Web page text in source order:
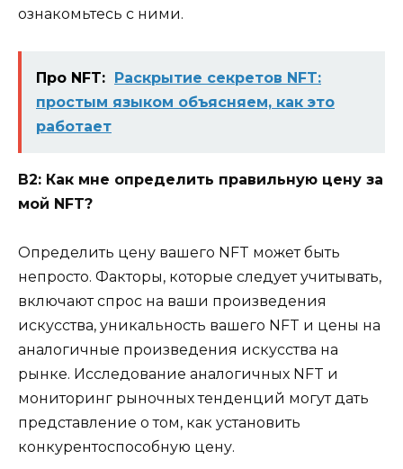
ознакомьтесь с ними.
Про NFT: Раскрытие секретов NFT:
простым языком объясняем, как это
работает
В2: Как мне определить правильную цену за
мой NFT?
Определить цену вашего NFT может быть
непросто. Факторы, которые следует учитывать,
включают спрос на ваши произведения
искусства, уникальность вашего NFT и цены на
аналогичные произведения искусства на
рынке. Исследование аналогичных NFT и
мониторинг рыночных тенденций могут дать
представление о том, как установить
конкурентоспособную цену.